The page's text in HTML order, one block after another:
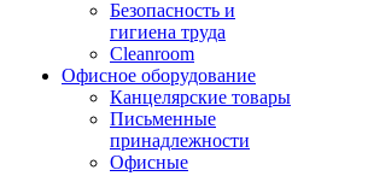
Безопасность и
гигиена труда
Cleanroom
Офисное оборудование
Канцелярские товары
Письменные
принадлежности
Офисные